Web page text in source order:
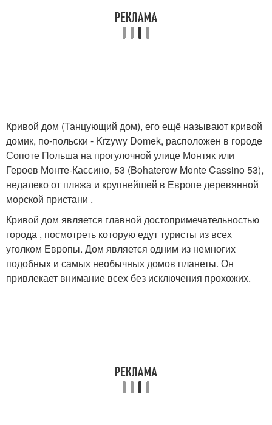
Кривой дом (Танцующий дом), его ещё называют кривой
домик, по-польски - Krzywy Domek, расположен в городе
Сопоте Польша на прогулочной улице Монтяк или
Героев Монте-Кассино, 53 (Bohaterow Monte Cassino 53),
недалеко от пляжа и крупнейшей в Европе деревянной
морской пристани .
Кривой дом является главной достопримечательностью
города , посмотреть которую едут туристы из всех
уголком Европы. Дом является одним из немногих
подобных и самых необычных домов планеты. Он
привлекает внимание всех без исключения прохожих.